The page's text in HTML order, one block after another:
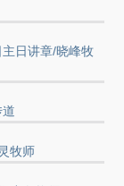
日讲章/晓峰牧
牧师